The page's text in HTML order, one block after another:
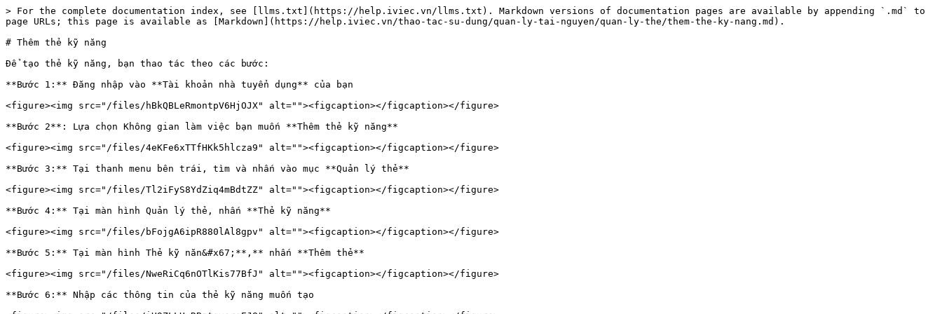
> For the complete documentation index, see [llms.txt](https://help.iviec.vn/llms.txt). Markdown versions of documentation pages are available by appending `.md` to
page URLs; this page is available as [Markdown](https://help.iviec.vn/thao-tac-su-dung/quan-ly-tai-nguyen/quan-ly-the/them-the-ky-nang.md).
# Thêm thẻ kỹ năng
Để tạo thẻ kỹ năng, bạn thao tác theo các bước:
**Bước 1:** Đăng nhập vào **Tài khoản nhà tuyển dụng** của bạn
<figure><img src="/files/hBkQBLeRmontpV6HjOJX" alt=""><figcaption></figcaption></figure>
**Bước 2**: Lựa chọn Không gian làm việc bạn muốn **Thêm thẻ kỹ năng**
<figure><img src="/files/4eKFe6xTTfHKk5hlcza9" alt=""><figcaption></figcaption></figure>
**Bước 3:** Tại thanh menu bên trái, tìm và nhấn vào mục **Quản lý thẻ**
<figure><img src="/files/Tl2iFyS8YdZiq4mBdtZZ" alt=""><figcaption></figcaption></figure>
**Bước 4:** Tại màn hình Quản lý thẻ, nhấn **Thẻ kỹ năng**
<figure><img src="/files/bFojgA6ipR880lAl8gpv" alt=""><figcaption></figcaption></figure>
**Bước 5:** Tại màn hình Thẻ kỹ năn&#x67;**,** nhấn **Thêm thẻ**
<figure><img src="/files/NweRiCq6nOTlKis77BfJ" alt=""><figcaption></figcaption></figure>
**Bước 6:** Nhập các thông tin của thẻ kỹ năng muốn tạo